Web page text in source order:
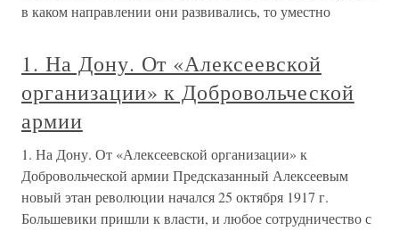
в каком направлении они развивались, то уместно
1. На Дону. От «Алексеевской
организации» к Добровольческой
армии
1. На Дону. От «Алексеевской организации» к
Добровольческой армии Предсказанный Алексеевым
новый этан революции начался 25 октября 1917 г.
Большевики пришли к власти, и любое сотрудничество с